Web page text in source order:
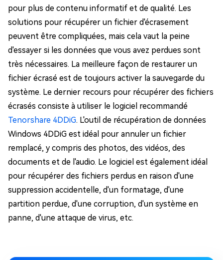
pour plus de contenu informatif et de qualité. Les
solutions pour récupérer un fichier d'écrasement
peuvent être compliquées, mais cela vaut la peine
d'essayer si les données que vous avez perdues sont
très nécessaires. La meilleure façon de restaurer un
fichier écrasé est de toujours activer la sauvegarde du
système. Le dernier recours pour récupérer des fichiers
écrasés consiste à utiliser le logiciel recommandé
Tenorshare 4DDiG. L'outil de récupération de données
Windows 4DDiG est idéal pour annuler un fichier
remplacé, y compris des photos, des vidéos, des
documents et de l'audio. Le logiciel est également idéal
pour récupérer des fichiers perdus en raison d'une
suppression accidentelle, d'un formatage, d'une
partition perdue, d'une corruption, d'un système en
panne, d'une attaque de virus, etc.